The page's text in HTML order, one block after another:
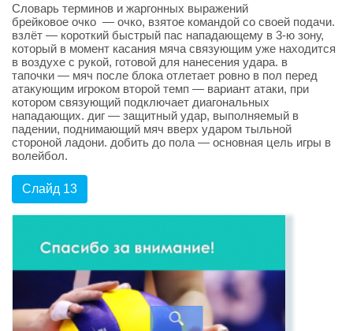
Словарь терминов и жаргонных выражений
брейковое очко — очко, взятое командой со своей подачи.
взлёт — короткий быстрый пас нападающему в 3-ю зону,
который в момент касания мяча связующим уже находится
в воздухе с рукой, готовой для нанесения удара. в
тапочки — мяч после блока отлетает ровно в пол перед
атакующим игроком второй темп — вариант атаки, при
котором связующий подключает диагональных
нападающих. диг — защитный удар, выполняемый в
падении, поднимающий мяч вверх ударом тыльной
стороной ладони. добить до пола — основная цель игры в
волейбол.
Слайд 13